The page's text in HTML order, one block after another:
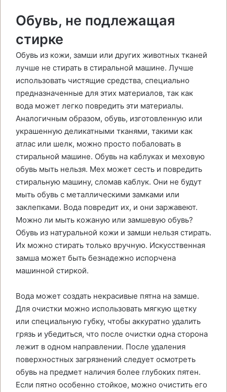
Обувь, не подлежащая
стирке
Обувь из кожи, замши или других животных тканей
лучше не стирать в стиральной машине. Лучше
использовать чистящие средства, специально
предназначенные для этих материалов, так как
вода может легко повредить эти материалы.
Аналогичным образом, обувь, изготовленную или
украшенную деликатными тканями, такими как
атлас или шелк, можно просто побаловать в
стиральной машине. Обувь на каблуках и меховую
обувь мыть нельзя. Мех может сесть и повредить
стиральную машину, сломав каблук. Они не будут
мыть обувь с металлическими замками или
заклепками. Вода повредит их, и они заржавеют.
Можно ли мыть кожаную или замшевую обувь?
Обувь из натуральной кожи и замши нельзя стирать.
Их можно стирать только вручную. Искусственная
замша может быть безнадежно испорчена
машинной стиркой.
Вода может создать некрасивые пятна на замше.
Для очистки можно использовать мягкую щетку
или специальную губку, чтобы аккуратно удалить
грязь и убедиться, что после очистки одна сторона
лежит в одном направлении. После удаления
поверхностных загрязнений следует осмотреть
обувь на предмет наличия более глубоких пятен.
Если пятно особенно стойкое, можно очистить его